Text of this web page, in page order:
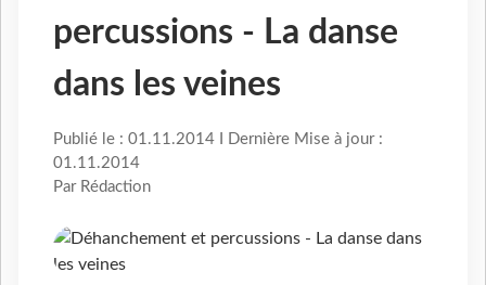
percussions - La danse
dans les veines
Publié le : 01.11.2014 I Dernière Mise à jour :
01.11.2014
Par Rédaction